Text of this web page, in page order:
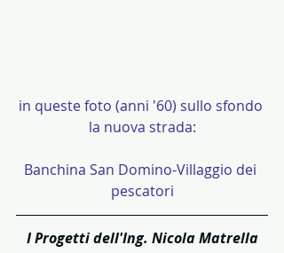
in queste foto (anni '60) sullo sfondo
la nuova strada:
Banchina San Domino-Villaggio dei
pescatori
I Progetti dell'Ing. Nicola Matrella